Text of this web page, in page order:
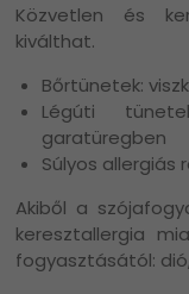
Közvetlen és
kiválthat.
Bőrtünetek:
Légúti
garatüregben
Súlyos allergiás
Akiből a
keresztallergia
fogyasztásától: